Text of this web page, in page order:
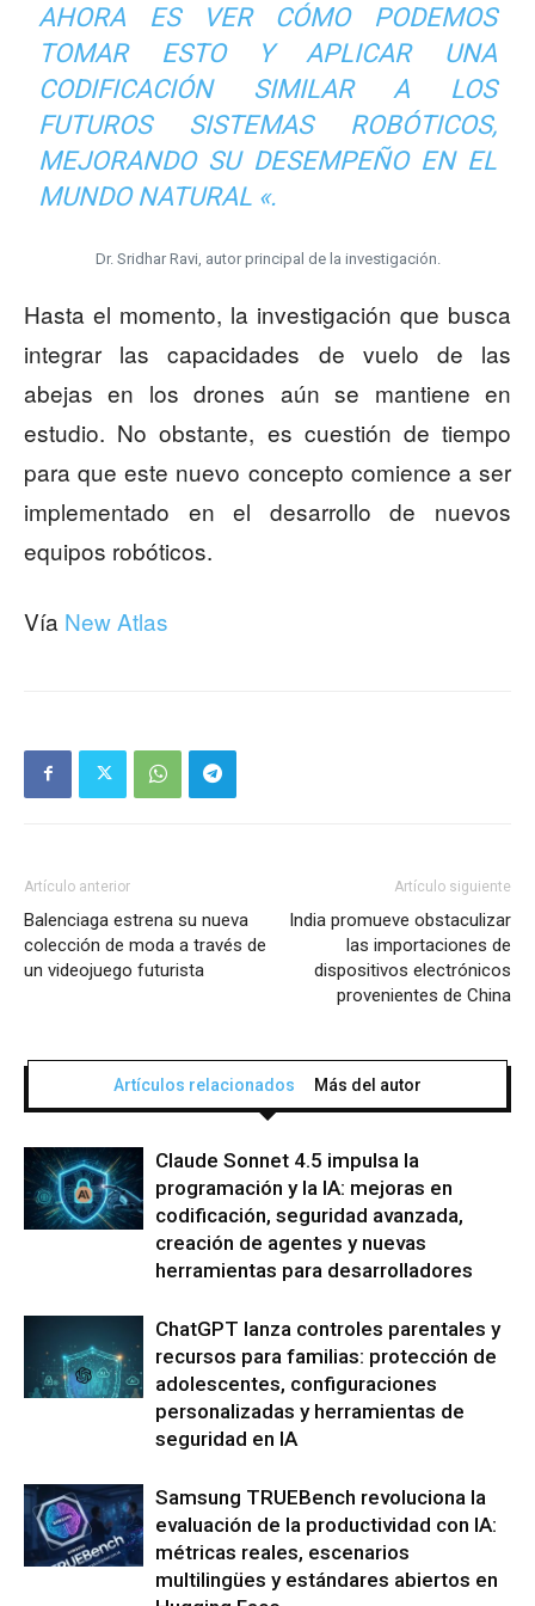
AHORA ES VER CÓMO PODEMOS
TOMAR ESTO Y APLICAR UNA
CODIFICACIÓN SIMILAR A LOS
FUTUROS SISTEMAS ROBÓTICOS,
MEJORANDO SU DESEMPEÑO EN EL
MUNDO NATURAL «.
Dr. Sridhar Ravi, autor principal de la investigación.
Hasta el momento, la investigación que busca
integrar las capacidades de vuelo de las
abejas en los drones aún se mantiene en
estudio. No obstante, es cuestión de tiempo
para que este nuevo concepto comience a ser
implementado en el desarrollo de nuevos
equipos robóticos.
Vía New Atlas
Artículo anterior
Balenciaga estrena su nueva
colección de moda a través de
un videojuego futurista
Artículo siguiente
India promueve obstaculizar
las importaciones de
dispositivos electrónicos
provenientes de China
Artículos relacionados Más del autor
Claude Sonnet 4.5 impulsa la
programación y la IA: mejoras en
codificación, seguridad avanzada,
creación de agentes y nuevas
herramientas para desarrolladores
ChatGPT lanza controles parentales y
recursos para familias: protección de
adolescentes, configuraciones
personalizadas y herramientas de
seguridad en IA
Samsung TRUEBench revoluciona la
evaluación de la productividad con IA:
métricas reales, escenarios
multilingües y estándares abiertos en